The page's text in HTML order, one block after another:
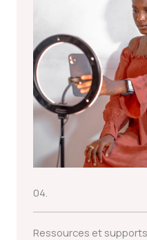
04.
Ressources et supports